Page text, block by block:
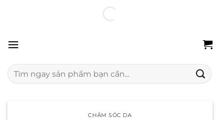
dung
Tìm
kiếm:
CHĂM SÓC DA